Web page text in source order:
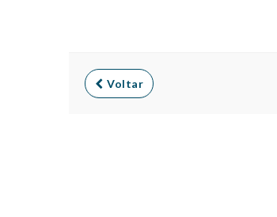
Voltar